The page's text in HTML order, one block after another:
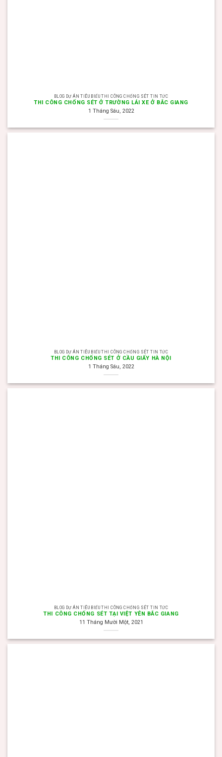
BLOG DỰ ÁN TIÊU BIỂU THI CÔNG CHỐNG SÉT TIN TỨC
THI CÔNG CHỐNG SÉT Ở TRƯỜNG LÁI XE Ở BẮC GIANG
1 Tháng Sáu, 2022
BLOG DỰ ÁN TIÊU BIỂU THI CÔNG CHỐNG SÉT TIN TỨC
THI CÔNG CHỐNG SÉT Ở CẦU GIẤY HÀ NỘI
1 Tháng Sáu, 2022
BLOG DỰ ÁN TIÊU BIỂU THI CÔNG CHỐNG SÉT TIN TỨC
THI CÔNG CHỐNG SÉT TẠI VIỆT YÊN BẮC GIANG
11 Tháng Mười Một, 2021